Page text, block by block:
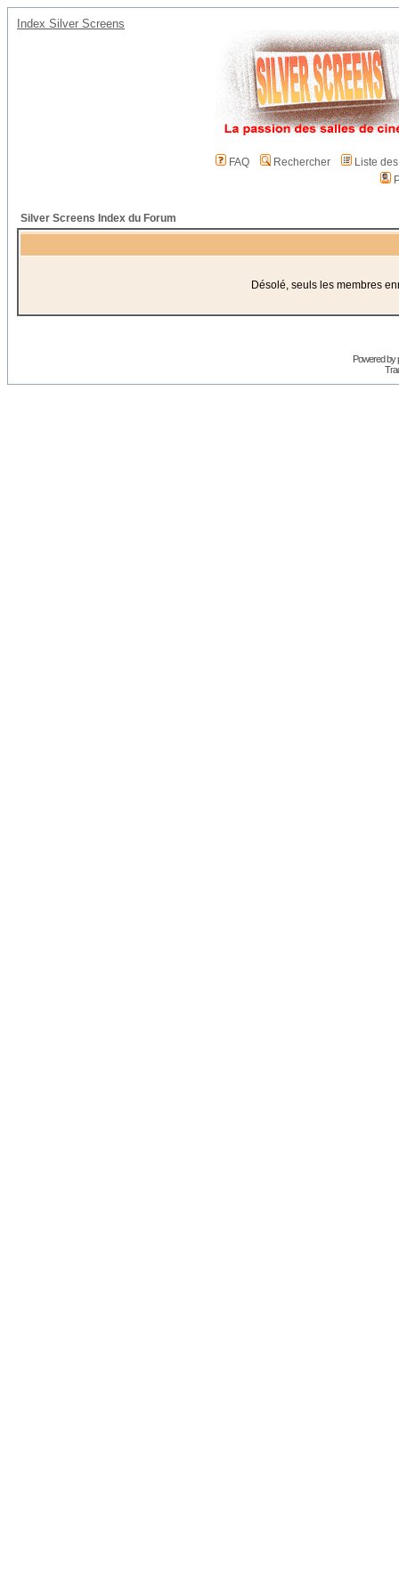
Index Silver Screens
FAQ Rechercher
Liste
Silver Screens Index du Forum
Désolé, seuls les membres
Powered by